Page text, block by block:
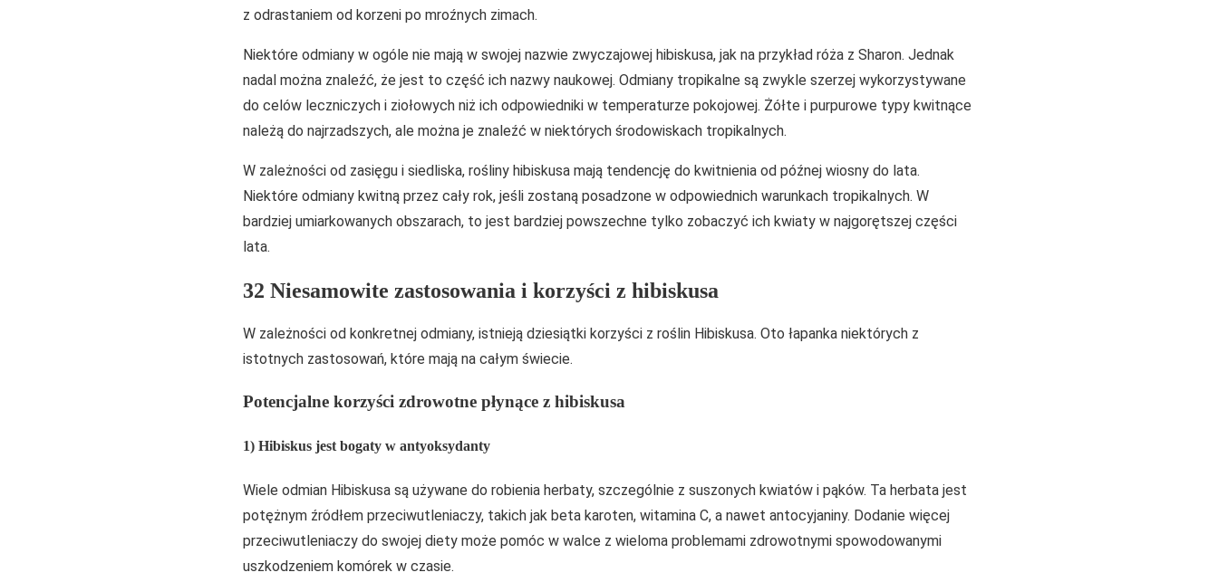
z odrastaniem od korzeni po mroźnych zimach.
Niektóre odmiany w ogóle nie mają w swojej nazwie zwyczajowej hibiskusa, jak na przykład róża z Sharon. Jednak
nadal można znaleźć, że jest to część ich nazwy naukowej. Odmiany tropikalne są zwykle szerzej wykorzystywane
do celów leczniczych i ziołowych niż ich odpowiedniki w temperaturze pokojowej. Żółte i purpurowe typy kwitnące
należą do najrzadszych, ale można je znaleźć w niektórych środowiskach tropikalnych.
W zależności od zasięgu i siedliska, rośliny hibiskusa mają tendencję do kwitnienia od późnej wiosny do lata.
Niektóre odmiany kwitną przez cały rok, jeśli zostaną posadzone w odpowiednich warunkach tropikalnych. W
bardziej umiarkowanych obszarach, to jest bardziej powszechne tylko zobaczyć ich kwiaty w najgorętszej części
lata.
32 Niesamowite zastosowania i korzyści z hibiskusa
W zależności od konkretnej odmiany, istnieją dziesiątki korzyści z roślin Hibiskusa. Oto łapanka niektórych z
istotnych zastosowań, które mają na całym świecie.
Potencjalne korzyści zdrowotne płynące z hibiskusa
1) Hibiskus jest bogaty w antyoksydanty
Wiele odmian Hibiskusa są używane do robienia herbaty, szczególnie z suszonych kwiatów i pąków. Ta herbata jest
potężnym źródłem przeciwutleniaczy, takich jak beta karoten, witamina C, a nawet antocyjaniny. Dodanie więcej
przeciwutleniaczy do swojej diety może pomóc w walce z wieloma problemami zdrowotnymi spowodowanymi
uszkodzeniem komórek w czasie.